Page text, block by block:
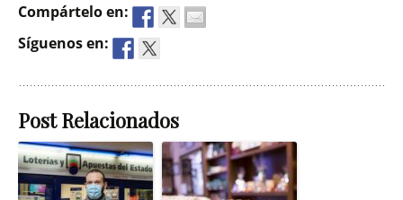
Compártelo en:
Síguenos en:
Post Relacionados